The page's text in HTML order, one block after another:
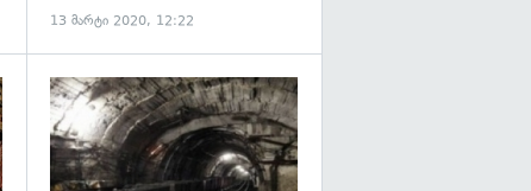
13 მარტი 2020, 12:22
გადახედვა